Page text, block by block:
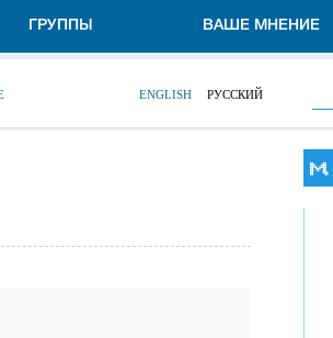
ГРУППЫ ВАШЕ МНЕНИЕ
ENGLISH РУССКИЙ